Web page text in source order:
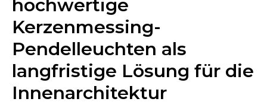
hochwertige
Kerzenmessing-
Pendelleuchten als
langfristige Lösung für die
Innenarchitektur